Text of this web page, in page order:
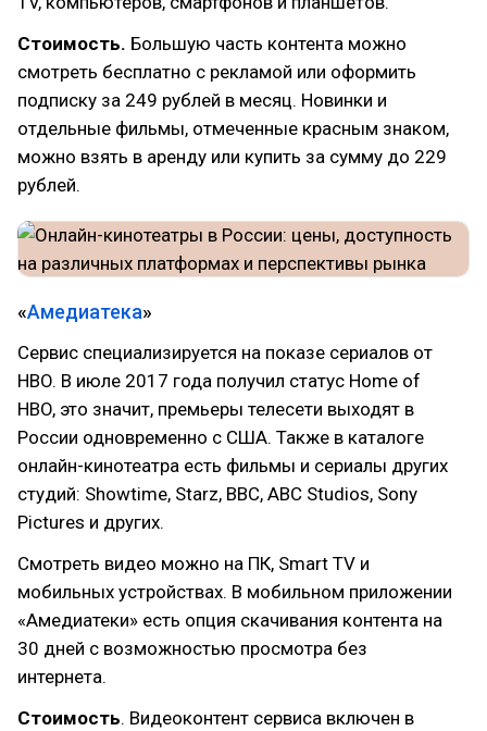
Стоимость. Большую часть контента можно
смотреть бесплатно с рекламой или оформить
подписку за 249 рублей в месяц. Новинки и
отдельные фильмы, отмеченные красным знаком,
можно взять в аренду или купить за сумму до 229
рублей.
«Амедиатека»
Сервис специализируется на показе сериалов от
HBO. В июле 2017 года получил статус Home of
HBO, это значит, премьеры телесети выходят в
России одновременно с США. Также в каталоге
онлайн-кинотеатра есть фильмы и сериалы других
студий: Showtime, Starz, BBC, ABC Studios, Sony
Pictures и других.
Смотреть видео можно на ПК, Smart TV и
мобильных устройствах. В мобильном приложении
«Амедиатеки» есть опция скачивания контента на
30 дней с возможностью просмотра без
интернета.
Стоимость. Видеоконтент сервиса включен в